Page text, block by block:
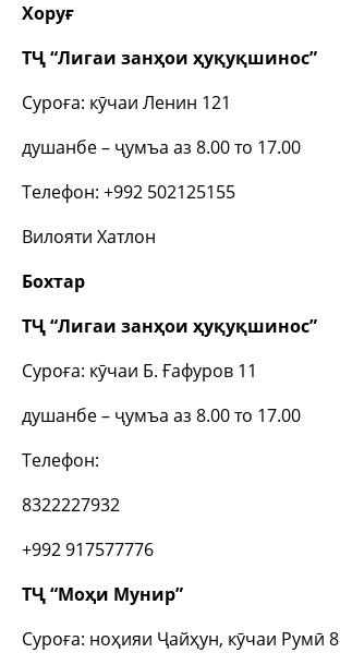
Хоруғ
ТҶ “Лигаи занҳои ҳуқуқшинос”
Суроға: кӯчаи Ленин 121
душанбе – ҷумъа аз 8.00 то 17.00
Телефон: +992 502125155
Вилояти Хатлон
Бохтар
ТҶ “Лигаи занҳои ҳуқуқшинос”
Суроға: кӯчаи Б. Ғафуров 11
душанбе – ҷумъа аз 8.00 то 17.00
Телефон:
8322227932
+992 917577776
ТҶ “Моҳи Мунир”
Суроға: ноҳияи Ҷайҳун, кӯчаи Румӣ 8